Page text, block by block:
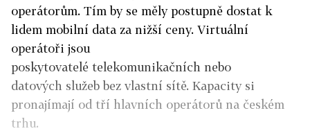
operátorům. Tím by se měly postupně dostat k
lidem mobilní data za nižší ceny. Virtuální
operátoři jsou
poskytovatelé telekomunikačních nebo
datových služeb bez vlastní sítě. Kapacity si
pronajímají od tří hlavních operátorů na českém
trhu.